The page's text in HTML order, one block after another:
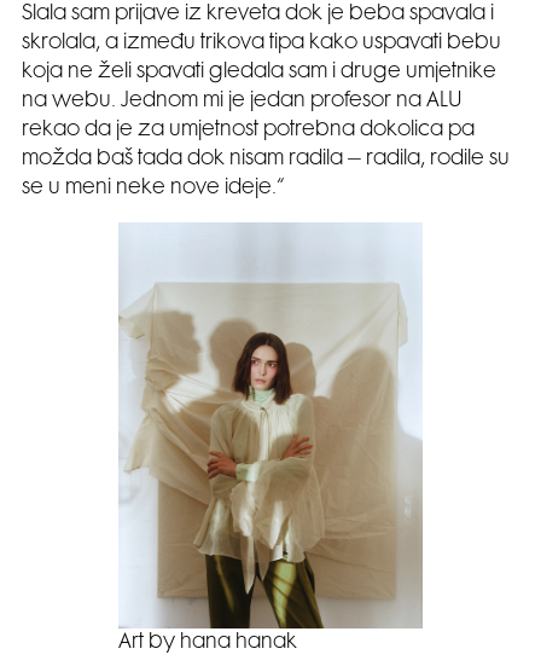
Slala sam prijave iz kreveta dok je beba spavala i
skrolala, a između trikova tipa kako uspavati bebu
koja ne želi spavati gledala sam i druge umjetnike
na webu. Jednom mi je jedan profesor na ALU
rekao da je za umjetnost potrebna dokolica pa
možda baš tada dok nisam radila – radila, rodile su
se u meni neke nove ideje.“
Art by hana hanak